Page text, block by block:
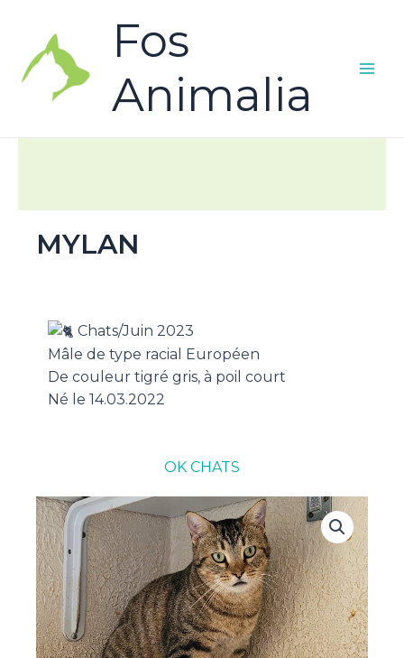
Fos
Animalia
MYLAN
Chats/Juin 2023
Mâle de type racial Européen
De couleur tigré gris, à poil court
Né le 14.03.2022
OK CHATS